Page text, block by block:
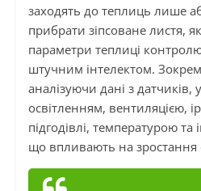
заходять до теплиць лише
прибрати зіпсоване листя,
параметри теплиці
штучним інтелектом.
аналізуючи дані з
освітленням, вентиляцією,
підгодівлі, температурою
що впливають на зростання